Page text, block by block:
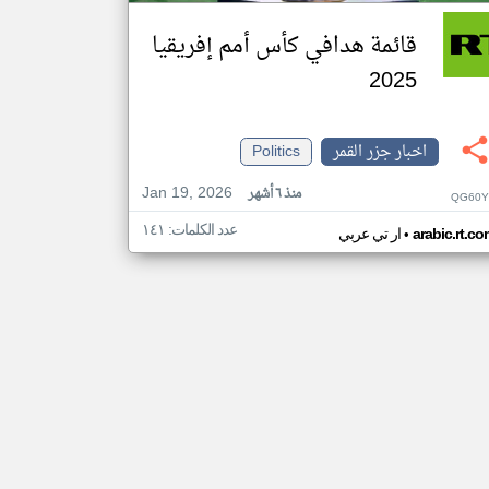
قائمة هدافي كأس أمم إفريقيا
2025
اخبار جزر القمر
Politics
Jan 19, 2026
منذ ٦ أشهر
ار تي عربي• عدد الكلمات: ١٤١